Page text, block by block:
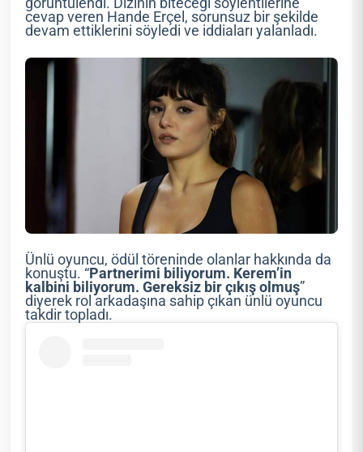
cevap veren Hande Erçel, sorunsuz bir şekilde
devam ettiklerini söyledi ve iddiaları yalanladı.
Ünlü oyuncu, ödül töreninde olanlar hakkında da
konuştu. “Partnerimi biliyorum. Kerem’in
kalbini biliyorum. Gereksiz bir çıkış olmuş”
diyerek rol arkadaşına sahip çıkan ünlü oyuncu
takdir topladı.